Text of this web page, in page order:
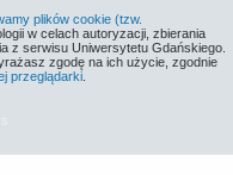
plików cookie (tzw.
w celach autoryzacji, zbierania
z serwisu Uniwersytetu Gdańskiego.
zgodę na ich użycie, zgodnie
przeglądarki